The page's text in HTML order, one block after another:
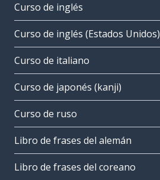
Curso de inglés
Curso de inglés (Estados Unidos)
Curso de italiano
Curso de japonés (kanji)
Curso de ruso
Libro de frases del alemán
Libro de frases del coreano